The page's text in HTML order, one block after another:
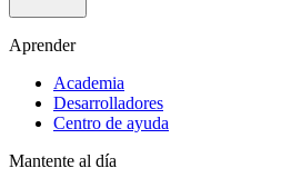
Aprender
Academia
Desarrolladores
Centro de ayuda
Mantente al día